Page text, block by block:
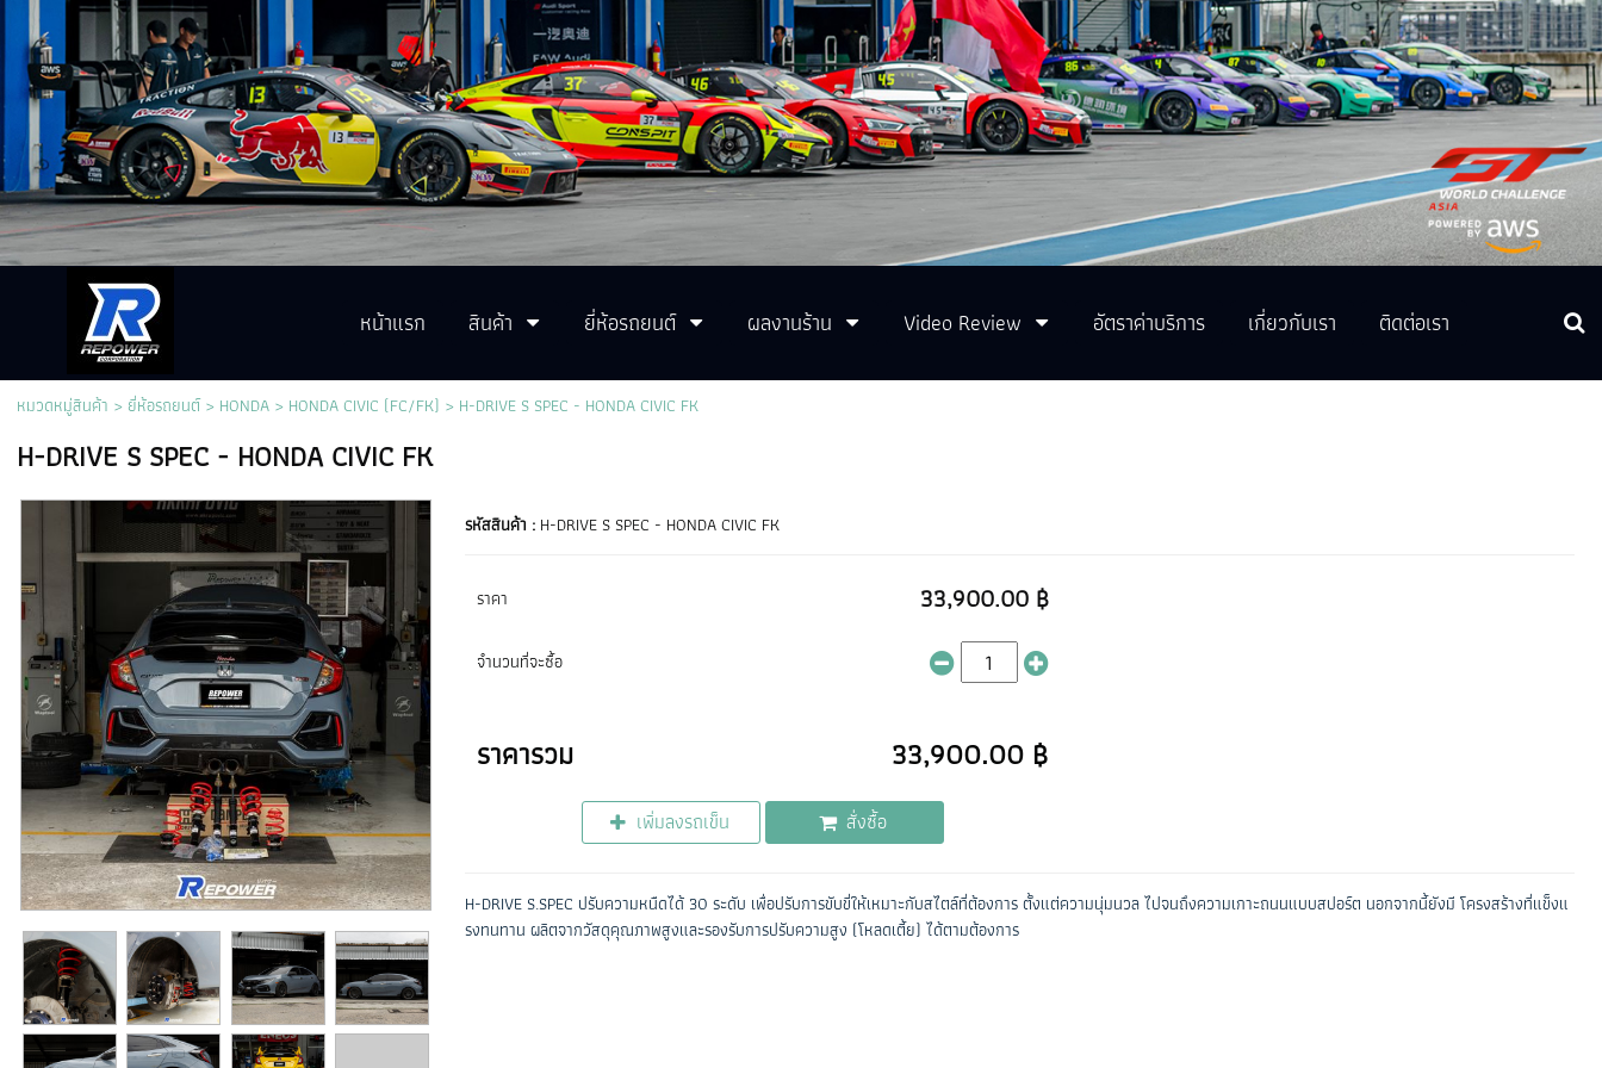
หน้าแรก สินค้า ยี่ห้อรถยนต์ ผลงานร้าน Video Review อัตราค่าบริการ เกี่ยวกับเรา ติดต่อเรา
หมวดหมู่สินค้า >ยี่ห้อรถยนต์> HONDA> HONDA CIVIC (FC/FK) > H-DRIVE S SPEC - HONDA CIVIC FK
H-DRIVE S SPEC - HONDA CIVIC FK
รหัสสินค้า : H-DRIVE S SPEC - HONDA CIVIC FK
ราคา 33,900.00 ฿
จำนวนที่จะซื้อ
ราคารวม 33,900.00 ฿
เพิ่มลงรถเข็น สั่งซื้อ
H-DRIVE S.SPEC ปรับความหนืดได้ 30 ระดับ เพื่อปรับการขับขี่ให้เหมาะกับสไตล์ที่ต้องการ ตั้งแต่ความนุ่มนวล ไปจนถึงความเกาะถนนแบบสปอร์ต นอกจากนี้ยังมี โครงสร้างที่แข็งแ
รงทนทาน ผลิตจากวัสดุคุณภาพสูงและรองรับการปรับความสูง (โหลดเตี้ย) ได้ตามต้องการ